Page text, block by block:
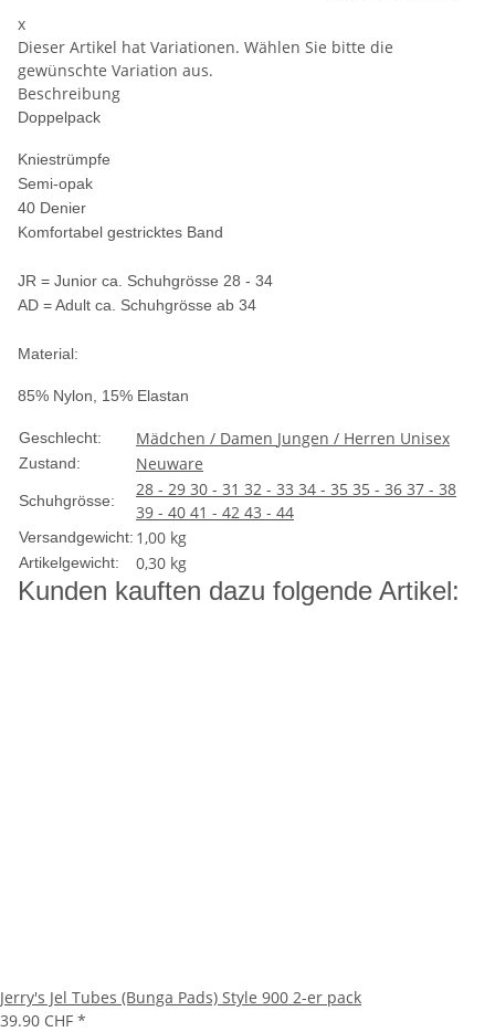
x
Dieser Artikel hat Variationen. Wählen Sie bitte die
gewünschte Variation aus.
Beschreibung
Doppelpack
Kniestrümpfe
Semi-opak
40 Denier
Komfortabel gestricktes Band
JR = Junior ca. Schuhgrösse 28 - 34
AD = Adult ca. Schuhgrösse ab 34
Material:
85% Nylon, 15% Elastan
Geschlecht: Mädchen / Damen Jungen / Herren Unisex
Zustand: Neuware
Schuhgrösse:
28 - 29 30 - 31 32 - 33 34 - 35 35 - 36 37 - 38
39 - 40 41 - 42 43 - 44
Versandgewicht: 1,00 kg
Artikelgewicht: 0,30 kg
Kunden kauften dazu folgende Artikel:
Jerry's Jel Tubes (Bunga Pads) Style 900 2-er pack
39.90 CHF *